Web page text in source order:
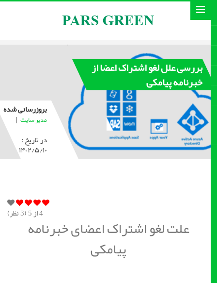
بررسی علل لغو اشتراک اعضا از
خبرنامه پیامکی
بروزرسانی شده
مدیر سایت |
در تاریخ :
۱۴۰۲/۵/۱۰
از 5 ( 3نظر)
علت لغو اشتراک اعضای خبرنامه
پیامکی